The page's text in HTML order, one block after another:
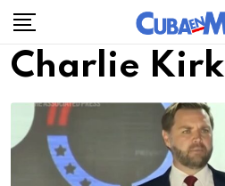
Skip
content
Charlie Kirk